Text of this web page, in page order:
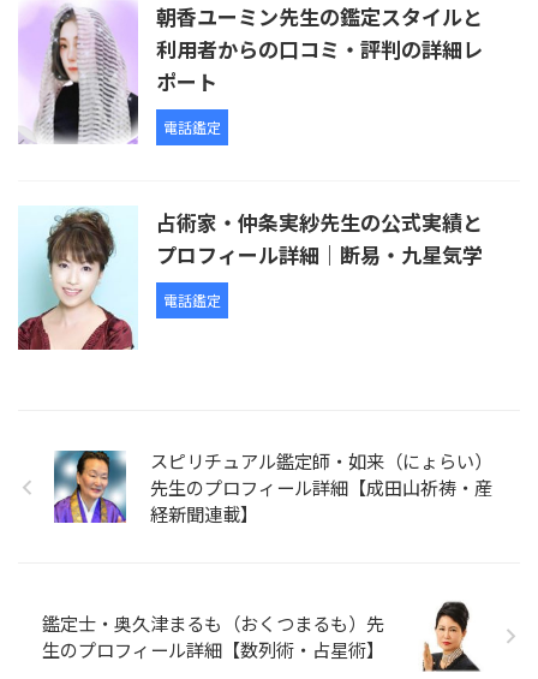
朝香ユーミン先生の鑑定スタイルと
利用者からの口コミ・評判の詳細レ
ポート
電話鑑定
占術家・仲条実紗先生の公式実績と
プロフィール詳細｜断易・九星気学
電話鑑定
スピリチュアル鑑定師・如来（にょらい）
先生のプロフィール詳細【成田山祈祷・産
経新聞連載】
鑑定士・奥久津まるも（おくつまるも）先
生のプロフィール詳細【数列術・占星術】